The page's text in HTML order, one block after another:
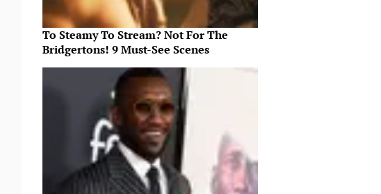
To Steamy To Stream? Not For The
Bridgertons! 9 Must-See Scenes